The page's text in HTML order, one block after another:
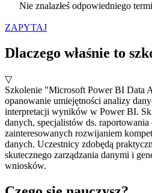
Nie znalazłeś odpowiedniego
ZAPYTAJ
Dlaczego właśnie to
▽
Szkolenie "Microsoft Power BI Data
opanowanie umiejętności analizy
interpretacji wyników w Power BI.
danych, specjalistów ds.
zainteresowanych rozwijaniem
danych. Uczestnicy zdobędą
skutecznego zarządzania danymi i
wniosków.